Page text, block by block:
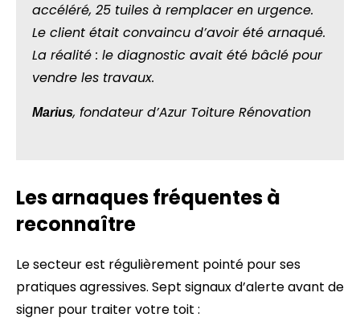
accéléré, 25 tuiles à remplacer en urgence.
Le client était convaincu d’avoir été arnaqué.
La réalité : le diagnostic avait été bâclé pour
vendre les travaux.
Marius, fondateur d’Azur Toiture Rénovation
Les arnaques fréquentes à
reconnaître
Le secteur est régulièrement pointé pour ses
pratiques agressives. Sept signaux d’alerte avant de
signer pour traiter votre toit :